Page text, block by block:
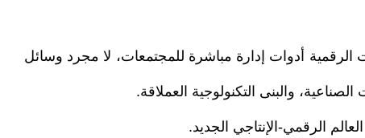
أدوات إدارة مباشرة للمجتمعات، لا مجرد وسائل
والبنى التكنولوجية العملاقة.
الرقمي-الإنتاجي الجديد.